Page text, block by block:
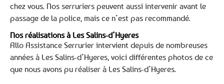
chez vous. Nos serruriers peuvent aussi intervenir avant le
passage de la police, mais ce n’est pas recommandé.
Nos réalisations à Les Salins-d’Hyeres
Allo Assistance Serrurier intervient depuis de nombreuses
années à Les Salins-d’Hyeres, voici différentes photos de ce
que nous avons pu réaliser à Les Salins-d’Hyeres.